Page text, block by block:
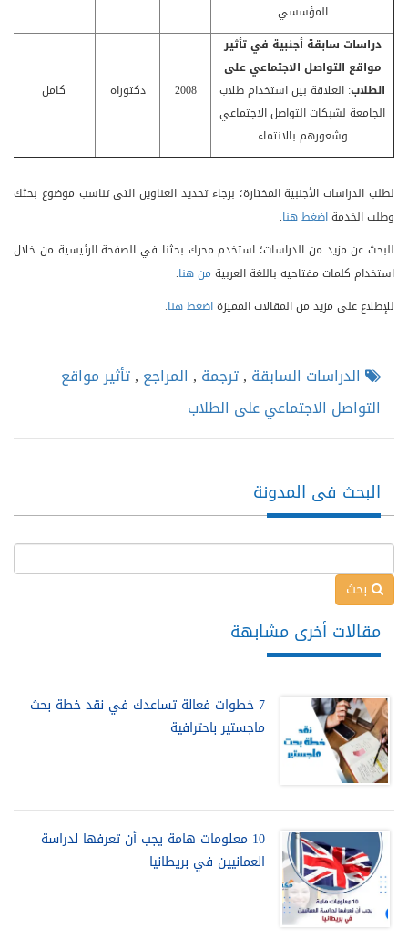
المؤسسي
دراسات سابقة أجنبية فيتأثير
مواقع التواصل الاجتماعي على
الطلاب: العلاقة بين استخدام طلاب
الجامعة لشبكات التواصل الاجتماعي
وشعورهم بالانتماء
2008 دكتوراه كامل
لطلب الدراسات الأجنبية المختارة؛ برجاء تحديد العناوين التي تناسب موضوع بحثك
وطلب الخدمةاضغط هنا.
للبحث عن مزيد من الدراسات؛ استخدم محرك بحثنا في الصفحة الرئيسية من خلال
استخدام كلمات مفتاحيه باللغة العربية من هنا.
للإطلاع على مزيد من المقالات المميزةاضغط هنا.
الدراسات السابقة ,ترجمة , المراجع ,تأثير مواقع
التواصل الاجتماعي على الطلاب
البحث فى المدونة
بحث
مقالات أخرى مشابهة
7 خطوات فعالة تساعدك في نقد خطة بحث
ماجستير باحترافية
10 معلومات هامة يجب أن تعرفها لدراسة
العمانيين في بريطانيا